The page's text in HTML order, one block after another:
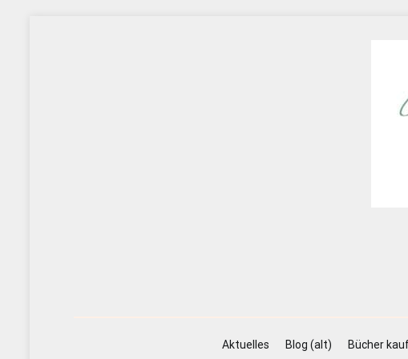
Aktuelles Blog (alt) Bücher